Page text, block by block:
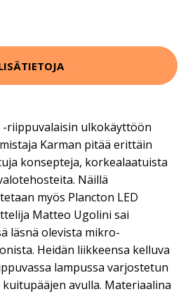
riippuvalaisin ulkokäyttöön
Karman pitää erittäin
konsepteja, korkealaatuista
Näillä
myös Plancton LED
Matteo Ugolini sai
läsnä olevista mikro-
Heidän liikkeensa kelluva
lampussa varjostetun
avulla. Materiaalina